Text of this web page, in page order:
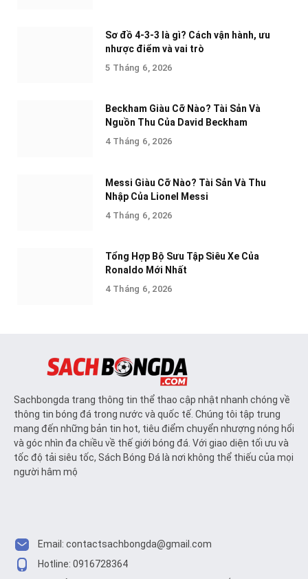
Sơ đồ 4-3-3 là gì? Cách vận hành, ưu
nhược điểm và vai trò
5 Tháng 6, 2026
Beckham Giàu Cỡ Nào? Tài Sản Và
Nguồn Thu Của David Beckham
4 Tháng 6, 2026
Messi Giàu Cỡ Nào? Tài Sản Và Thu
Nhập Của Lionel Messi
4 Tháng 6, 2026
Tổng Hợp Bộ Sưu Tập Siêu Xe Của
Ronaldo Mới Nhất
4 Tháng 6, 2026
Sachbongda trang thông tin thể thao cập nhật nhanh chóng về
thông tin bóng đá trong nước và quốc tế. Chúng tôi tập trung
mang đến những bản tin hot, tiêu điểm chuyển nhượng nóng hổi
và góc nhìn đa chiều về thế giới bóng đá. Với giao diện tối ưu và
tốc độ tải siêu tốc, Sách Bóng Đá là nơi không thể thiếu của mọi
người hâm mộ
Email: contactsachbongda@gmail.com
Hotline: 0916728364